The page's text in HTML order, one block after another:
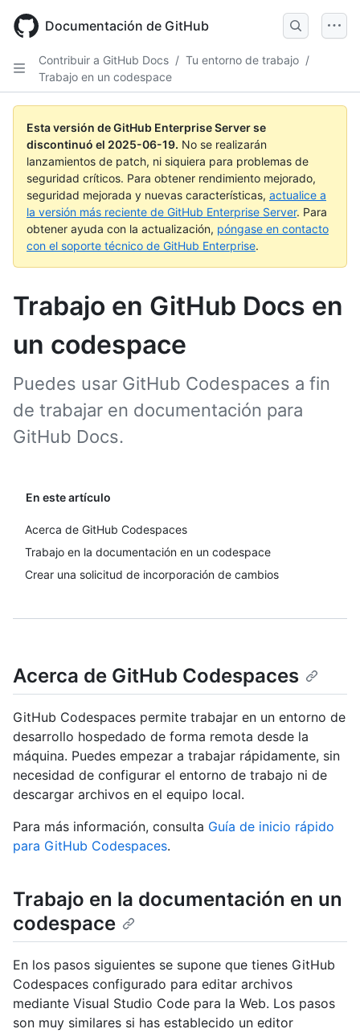
main
Documentación de GitHub
Contribuir a GitHub Docs / Tu entorno de trabajo /
Trabajo en un codespace
Esta versión de GitHub Enterprise Server se
discontinuó el 2025-06-19. No se realizarán
lanzamientos de patch, ni siquiera para problemas de
seguridad críticos. Para obtener rendimiento mejorado,
seguridad mejorada y nuevas características, actualice a
la versión más reciente de GitHub Enterprise Server. Para
obtener ayuda con la actualización, póngase en contacto
con el soporte técnico de GitHub Enterprise.
Trabajo en GitHub Docs en
un codespace
Puedes usar GitHub Codespaces a fin
de trabajar en documentación para
GitHub Docs.
En este artículo
Acerca de GitHub Codespaces
Trabajo en la documentación en un codespace
Crear una solicitud de incorporación de cambios
Acerca de GitHub Codespaces
GitHub Codespaces permite trabajar en un entorno de
desarrollo hospedado de forma remota desde la
máquina. Puedes empezar a trabajar rápidamente, sin
necesidad de configurar el entorno de trabajo ni de
descargar archivos en el equipo local.
Para más información, consulta Guía de inicio rápido
para GitHub Codespaces.
Trabajo en la documentación en un
codespace
En los pasos siguientes se supone que tienes GitHub
Codespaces configurado para editar archivos
mediante Visual Studio Code para la Web. Los pasos
son muy similares si has establecido un editor